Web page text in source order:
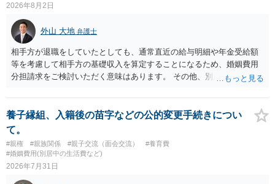
2026年8月2日
外山 大地 弁護士
相手方が退職をしていたとしても、通常直近の給与明細や年金受給額
等を考慮して相手方の基礎収入を算定することになるため、婚姻費用
分担請求をご検討いただく意味はあります。 その他、別居の経緯、質
て、ご検討いただくのが良いかと思います。
養子縁組、入籍後の苗字などの公的変更手続きについ
て。
#親権 #親族関係 #親子交流（面会交流）
#養育費
#婚姻費用(別居中の生活費など)
2026年7月31日